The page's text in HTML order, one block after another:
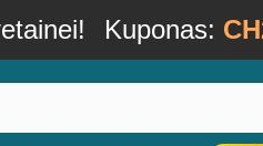
Kuponas: